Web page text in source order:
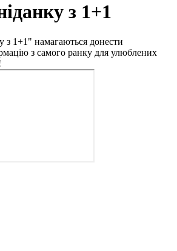
з 1+1
з 1+1" намагаються донести
з самого ранку для улюблених